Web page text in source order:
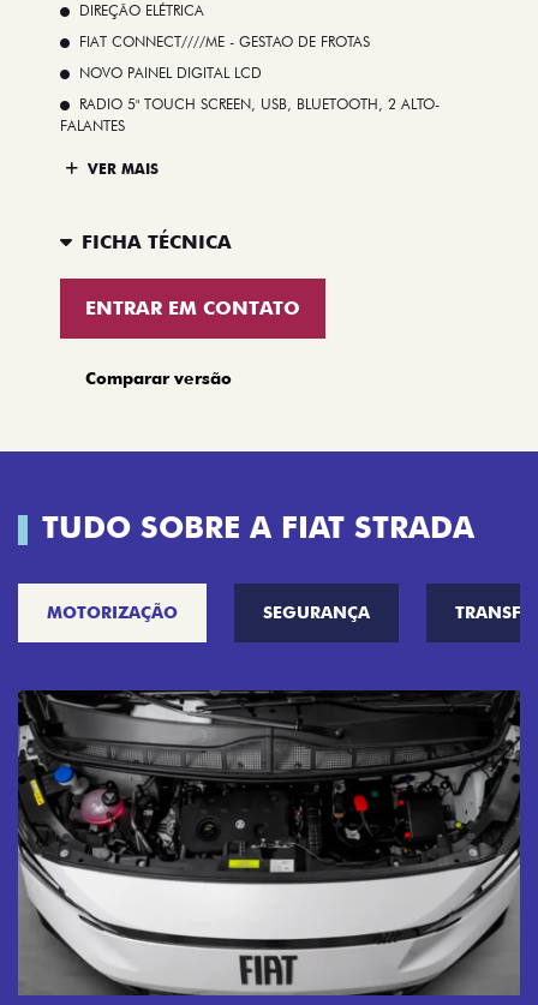
DIREÇÃO ELÉTRICA
FIAT CONNECT////ME - GESTAO DE FROTAS
NOVO PAINEL DIGITAL LCD
RADIO 5" TOUCH SCREEN, USB, BLUETOOTH, 2 ALTO-
FALANTES
VER MAIS
FICHA TÉCNICA
ENTRAR EM CONTATO
Comparar versão
TUDO SOBRE A FIAT STRADA
MOTORIZAÇÃO SEGURANÇA